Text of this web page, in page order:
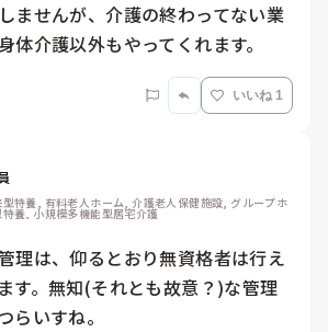
ませんが、介護の終わってない業
体介護以外もやってくれます。
いいね 1
特養, 有料老人ホーム, 介護老人保健施設, グループホ
養, 小規模多機能型居宅介護
理は、仰るとおり無資格者は行え
す。無知(それとも故意？)な管理
らいすね。